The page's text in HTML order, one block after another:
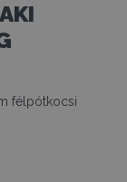
félpótkocsi